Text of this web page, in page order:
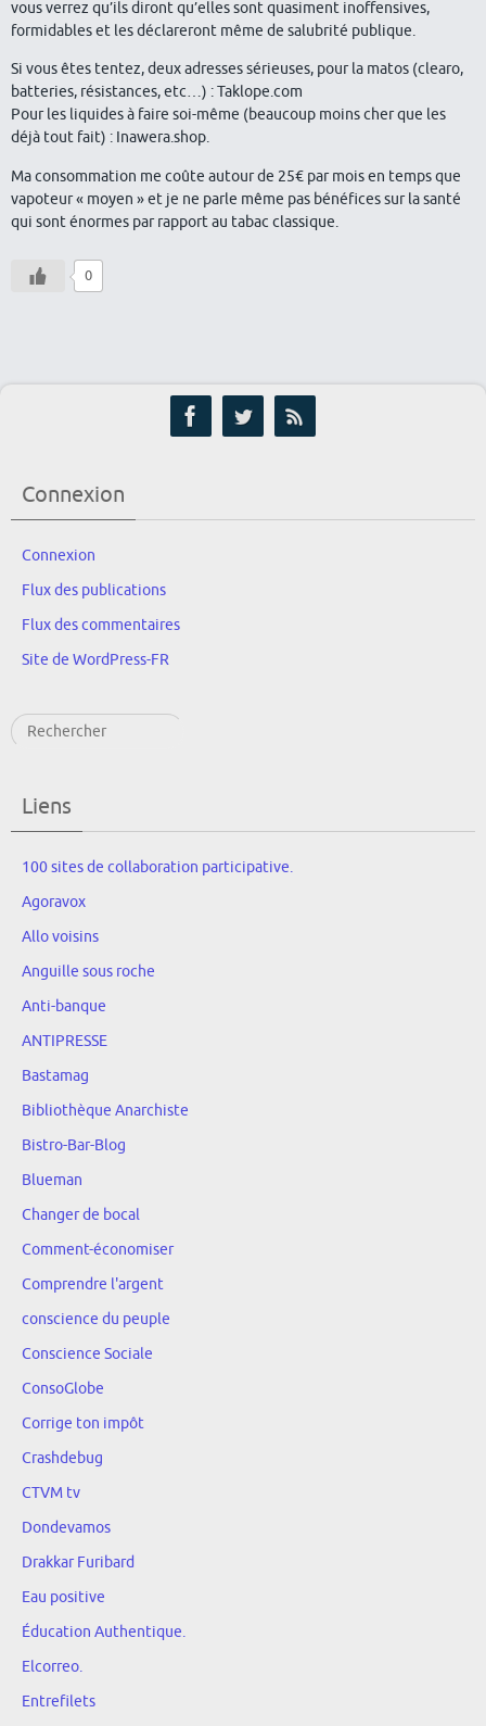
vous verrez qu’ils diront qu’elles sont quasiment inoffensives,
formidables et les déclareront même de salubrité publique.
Si vous êtes tentez, deux adresses sérieuses, pour la matos (clearo,
batteries, résistances, etc…) : Taklope.com
Pour les liquides à faire soi-même (beaucoup moins cher que les
déjà tout fait) : Inawera.shop.
Ma consommation me coûte autour de 25€ par mois en temps que
vapoteur « moyen » et je ne parle même pas bénéfices sur la santé
qui sont énormes par rapport au tabac classique.
0
Connexion
Connexion
Flux des publications
Flux des commentaires
Site de WordPress-FR
Rechercher
Liens
100 sites de collaboration participative.
Agoravox
Allo voisins
Anguille sous roche
Anti-banque
ANTIPRESSE
Bastamag
Bibliothèque Anarchiste
Bistro-Bar-Blog
Blueman
Changer de bocal
Comment-économiser
Comprendre l'argent
conscience du peuple
Conscience Sociale
ConsoGlobe
Corrige ton impôt
Crashdebug
CTVM tv
Dondevamos
Drakkar Furibard
Eau positive
Éducation Authentique.
Elcorreo.
Entrefilets